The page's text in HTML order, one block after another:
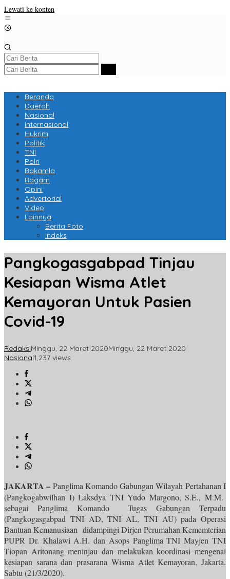
Lewati ke konten
Beranda
Daerah
Nasional
Internasional
Hukrim
Politik
TNI
Polri
Bakamla
Ragam
Opini
Advertorial
Video
Lainnya
Berita Foto
Indeks
Pangkogasgabpad Tinjau
Kesiapan Wisma Atlet
Kemayoran Untuk Pasien
Covid-19
RedaksiMinggu, 22 Maret 2020Minggu, 22 Maret 2020
Nasional1,237 views
JAKARTA – Panglima Komando Gabungan Wilayah Pertahanan I
(Pangkogabwilhan I) Laksdya TNI Yudo Margono, S.E., M.M.
sebagai Panglima Komando Tugas Gabungan Terpadu
(Pangkogasgabpad TNI AD, TNI AL, TNI AU) pada Operasi
Bantuan Kemanusiaan didampingi Dirjen Perumahan Kememterian
PUPR Dr. Khalawi A.H. dan Asops Panglima TNI Mayjen TNI
Tiopan Aritonang meninjau dan melakukan koordinasi mengenai
kesiapan sarana dan prasarana Wisma Atlet Kemayoran, Jakarta.
Sabtu (21/3/2020).